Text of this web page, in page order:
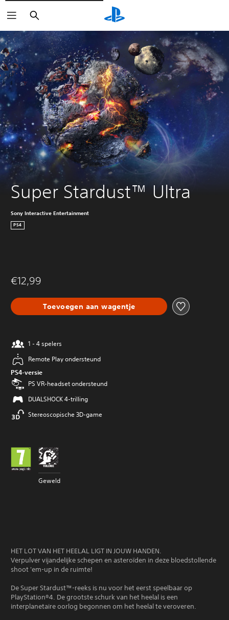
Zoeken
Super Stardust™ Ultra
Sony Interactive Entertainment
PS4
€12,99
Toevoegen aan wagentje
1 - 4 spelers
Remote Play ondersteund
PS4-versie
PS VR-headset ondersteund
DUALSHOCK 4-trilling
Stereoscopische 3D-game
Geweld
HET LOT VAN HET HEELAL LIGT IN JOUW HANDEN.
Verpulver vijandelijke schepen en asteroïden in deze bloedstollende
shoot 'em-up in de ruimte!
De Super Stardust™-reeks is nu voor het eerst speelbaar op
PlayStation®4. De grootste schurk van het heelal is een
interplanetaire oorlog begonnen om het heelal te veroveren.